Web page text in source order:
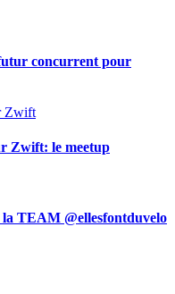
concurrent pour
Zwift: le meetup
TEAM @ellesfontduvelo